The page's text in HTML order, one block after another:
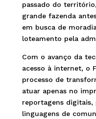
passado do
grande fazenda
em busca de
loteamento pela
Com o avanço da
acesso à internet, o
processo de
atuar apenas no
reportagens digitais,
linguagens de